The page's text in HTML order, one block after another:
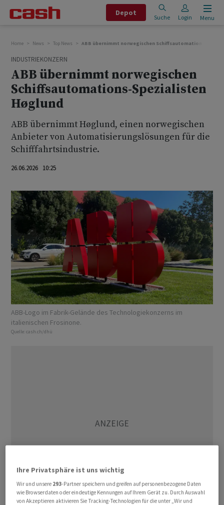
Depot
Suche Login Menu
Home News Top News ABB übernimmt norwegischen Schiffsautomations-
INDUSTRIEKONZERN
ABB übernimmt norwegischen
Schiffsautomations-Spezialisten
Høglund
ABB übernimmt Høglund, einen norwegischen
Anbieter von Automatisierungslösungen für die
Schifffahrtsindustrie.
26.06.2026 10:25
ABB-Logo im Fabrik-Gelände des Technologiekonzerns im
italienischen Frosinone.
Quelle: cash.ch/dhü
Ihre Privatsphäre ist uns wichtig
Wir und unsere 293-Partner speichern und greifen auf personenbezogene Daten
wie Browserdaten oder eindeutige Kennungen auf Ihrem Gerät zu. Durch Auswahl
von Akzeptieren aktivieren Sie Tracking-Technologien für die unter „Wir und